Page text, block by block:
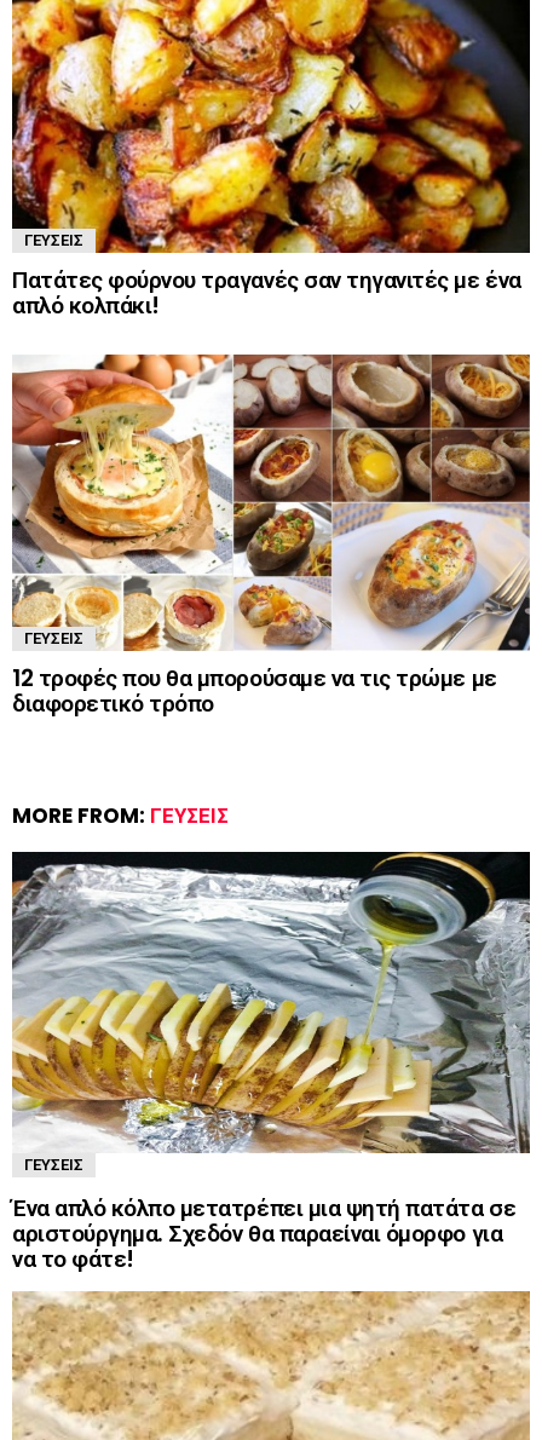
ΓΕΎΣΕΙΣ
Πατάτες φούρνου τραγανές σαν τηγανιτές με ένα
απλό κολπάκι!
ΓΕΎΣΕΙΣ
12 τροφές που θα μπορούσαμε να τις τρώμε με
διαφορετικό τρόπο
MORE FROM: ΓΕΎΣΕΙΣ
ΓΕΎΣΕΙΣ
Ένα απλό κόλπο μετατρέπει μια ψητή πατάτα σε
αριστούργημα. Σχεδόν θα παραείναι όμορφο για
να το φάτε!